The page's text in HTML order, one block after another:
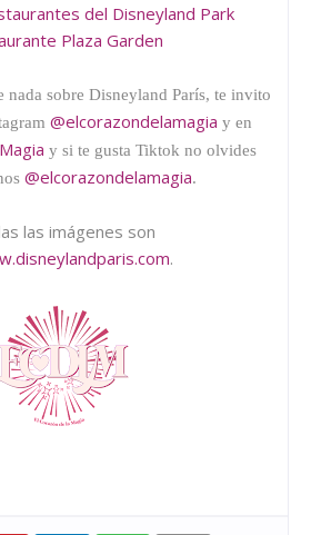
del Disneyland Park
Plaza Garden
nada sobre Disneyland París, te invito
@elcorazondelamagia y en
y si te gusta Tiktok no olvides
@elcorazondelamagia.
las imágenes son
.